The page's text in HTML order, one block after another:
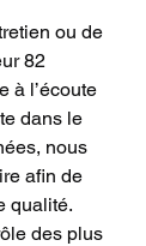
ou de
82
à l’écoute
dans le
nous
afin de
qualité.
des plus